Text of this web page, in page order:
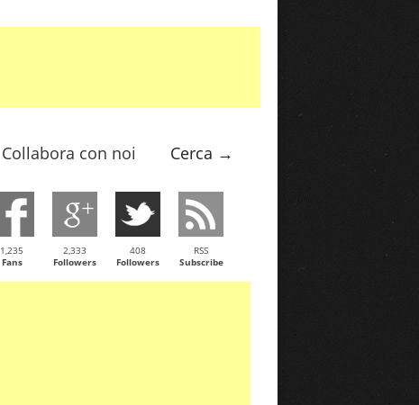
Collabora con noi Cerca →
1,235
Fans
2,333
Followers
408
Followers
RSS
Subscribe